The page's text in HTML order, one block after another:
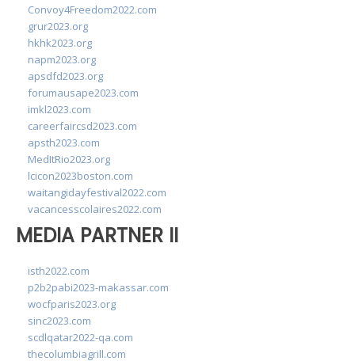
Convoy4Freedom2022.com
grur2023.org
hkhk2023.org
napm2023.org
apsdfd2023.org
forumausape2023.com
imkl2023.com
careerfaircsd2023.com
apsth2023.com
MedItRio2023.org
lcicon2023boston.com
waitangidayfestival2022.com
vacancesscolaires2022.com
MEDIA PARTNER II
isth2022.com
p2b2pabi2023-makassar.com
wocfparis2023.org
sinc2023.com
scdlqatar2022-qa.com
thecolumbiagrill.com